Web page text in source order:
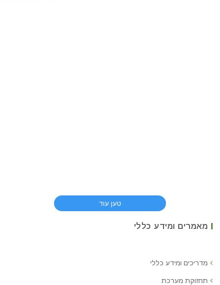
טען עוד
מאמרים ומידע כללי
מדריכים ומידע כללי
תחזוקת מערכת